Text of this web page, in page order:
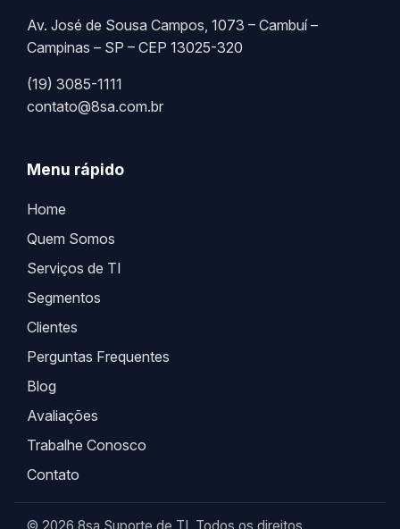
Av. José de Sousa Campos, 1073 – Cambuí –
Campinas – SP – CEP 13025-320
(19) 3085-1111
contato@8sa.com.br
Menu rápido
Home
Quem Somos
Serviços de TI
Segmentos
Clientes
Perguntas Frequentes
Blog
Avaliações
Trabalhe Conosco
Contato